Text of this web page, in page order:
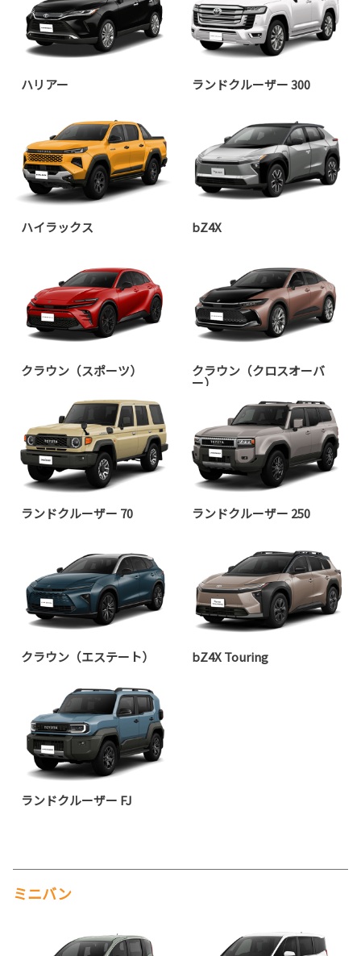
ハリアー ランドクルーザー 300
ハイラックス bZ4X
クラウン（スポーツ） クラウン（クロスオーバ
ー）
ランドクルーザー 70 ランドクルーザー 250
クラウン（エステート） bZ4X Touring
ランドクルーザー FJ
ミニバン